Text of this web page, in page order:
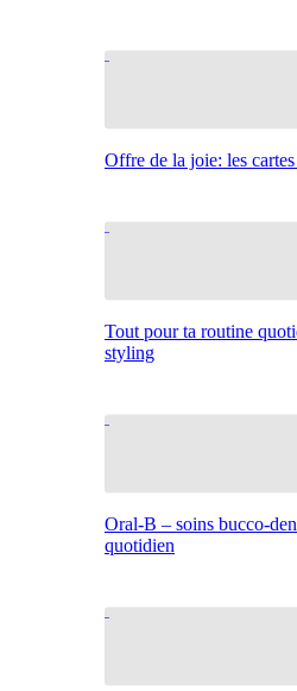
Offre de la joie: les
Tout pour ta routine
styling
Oral-B – soins bucco-
quotidien